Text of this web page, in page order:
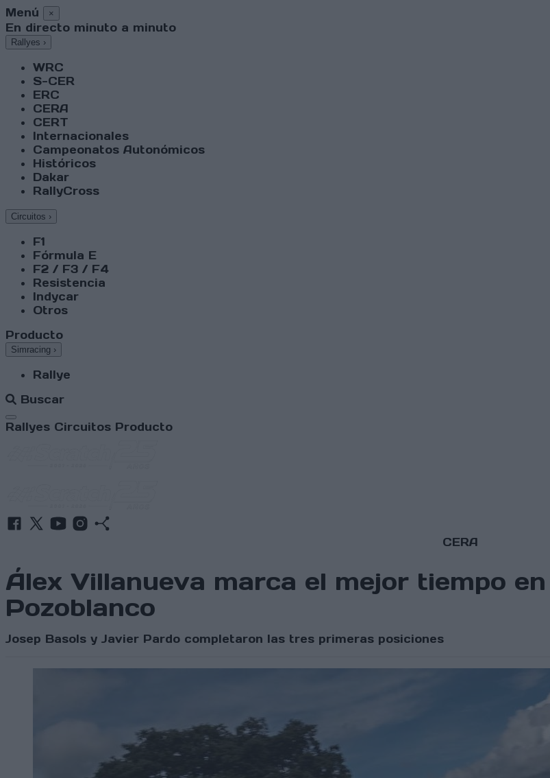
Menú ×
En directo minuto a minuto
Rallyes ›
WRC
S-CER
ERC
CERA
CERT
Internacionales
Campeonatos Autonómicos
Históricos
Dakar
RallyCross
Circuitos ›
F1
Fórmula E
F2 / F3 / F4
Resistencia
Indycar
Otros
Producto
Simracing ›
Rallye
Buscar
Abrir menú
Rallyes Circuitos Producto
CERA
Álex Villanueva marca el mejor tiempo
Pozoblanco
Josep Basols y Javier Pardo completaron las tres primeras posiciones